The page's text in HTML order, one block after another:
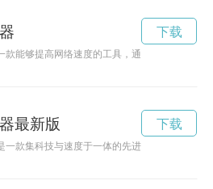
款能够提高网络速度的工具，通过下载和安装
下载
最新版
一款集科技与速度于一体的先进装备，能够让
下载